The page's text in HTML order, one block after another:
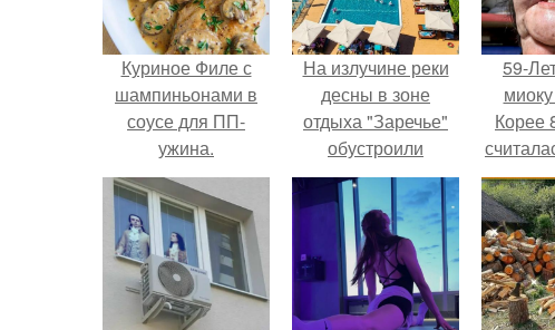
Куриное Филе с
шампиньонами в
соусе для ПП-
ужина.
На излучине реки
десны в зоне
отдыха "Заречье"
обустроили
комфортный
городской пляж.
59-
Корее